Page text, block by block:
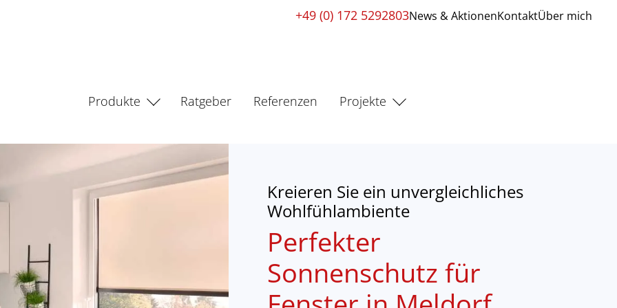
+49 (0) 172 5292803News & AktionenKontaktÜber mich
Produkte
Ratgeber Referenzen Projekte
Kreieren Sie ein unvergleichliches
Wohlfühlambiente
Perfekter
Sonnenschutz für